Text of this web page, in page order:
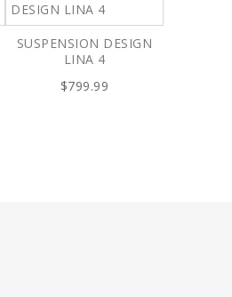
SUSPENSION DESIGN
LINA 4
$799.99